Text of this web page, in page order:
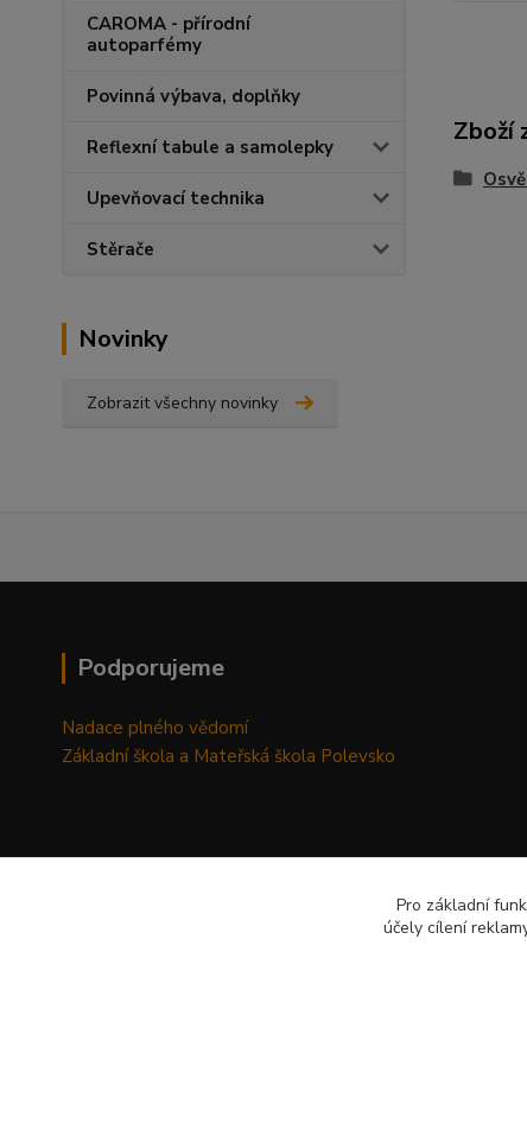
CAROMA - přírodní
autoparfémy
Povinná výbava, doplňky
Reflexní tabule a samolepky
Upevňovací technika
Stěrače
Novinky
Zobrazit všechny novinky
Zboží
Podporujeme
Nadace plného vědomí
Základní škola a Mateřská škola Polevsko
Pro základní
účely cílení